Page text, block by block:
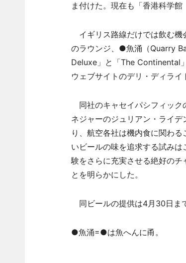
ま付けた。現在も「香港科学
イギリス路線だけでは飲む機
のラウンジ、●魚涌（Quarry
Deluxe」と「The Continental
ウェブサイトのデリ・ディライ
同社のキャセイパシフィック
ネジャーのジュリアン・ライ
り、航空各社は機内食に関わ
いビールの味を追求する試み
験をさらに充実させる絶好の
とを明らかにした。
同ビールの提供は4月30日まで
●魚涌=●は魚へんに甬。